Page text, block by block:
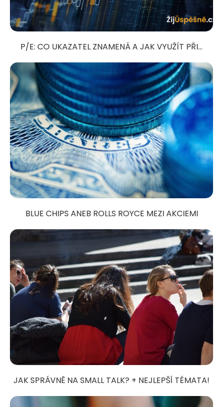
P/E: CO UKAZATEL ZNAMENÁ A JAK VYUŽÍT PŘI...
BLUE CHIPS ANEB ROLLS ROYCE MEZI AKCIEMI
JAK SPRÁVNĚ NA SMALL TALK? + NEJLEPŠÍ TÉMATA!